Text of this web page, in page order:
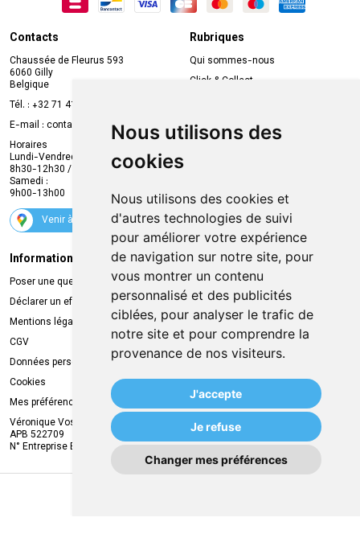
Nous utilisons des
cookies
Nous utilisons des cookies et
d'autres technologies de suivi
pour améliorer votre expérience
de navigation sur notre site, pour
vous montrer un contenu
personnalisé et des publicités
ciblées, pour analyser le trafic de
notre site et pour comprendre la
provenance de nos visiteurs.
J'accepte
Je refuse
Changer mes préférences
Contacts
Chaussée de Fleurus 593
6060 Gilly
Belgique
Tél. : +32 71 41 32 10
E-mail : contact
mvapharma.be
Horaires
Lundi-Vendredi :
8h30-12h30 / 13h30-18h30
Samedi :
9h00-13h00
Venir à la pharmacie
Rubriques
Qui sommes-nous
Click & Collect
Compte professionnel
Envoi d’ordonnance
Suivez-nous
Informations légales
Poser une question
Déclarer un effet indésirable
Mentions légales
CGV
Données personnelles
Cookies
Mes préférences Cookies
Véronique Vos
APB 522709
N° Entreprise BE0749.944.612
Livraison
Retrait à la pharmacie
Livraison chez vous
Livraison dans un Point Relais